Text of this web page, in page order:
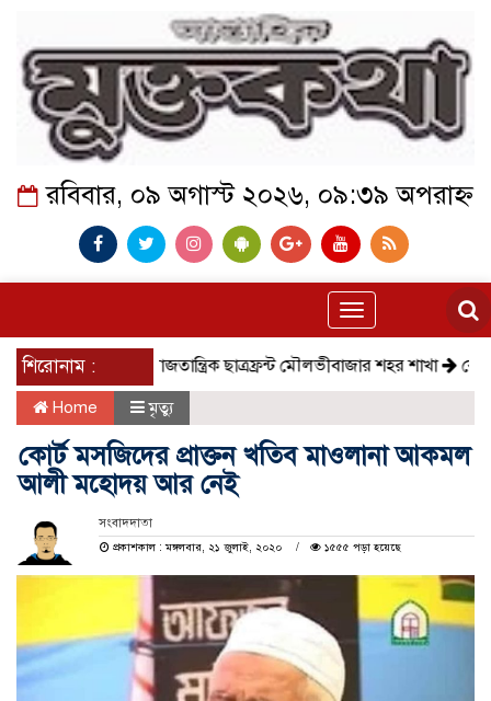
রবিবার, ০৯ অগাস্ট ২০২৬, ০৯:৩৯ অপরাহ্ন
Toggle
navigation
শিরোনাম :সমাজতান্ত্রিক ছাত্রফ্রন্ট মৌলভীবাজার শহর শাখা কেমন আছে
Home মৃত্যু
কোর্ট মসজিদের প্রাক্তন খতিব মাওলানা আকমল
আলী মহোদয় আর নেই
সংবাদদাতা
প্রকাশকাল : মঙ্গলবার, ২১ জুলাই, ২০২০
১৫৫৫ পড়া হয়েছে